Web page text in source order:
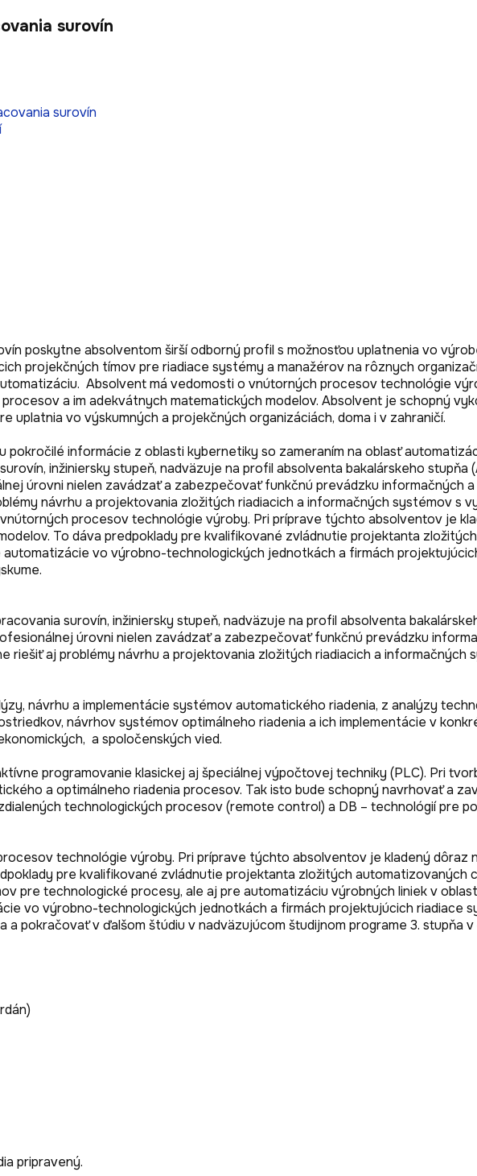
surovín
surovín
poskytne absolventom širší odborný profil s možnosťou uplatnenia vo
projekčných tímov pre riadiace systémy a manažérov na rôznych
Absolvent má vedomosti o vnútorných procesov technológie
a im adekvátnych matematických modelov. Absolvent je schopný
vo výskumných a projekčných organizáciách, doma i v zahraničí.
informácie z oblasti kybernetiky so zameraním na oblasť
inžiniersky stupeň, nadväzuje na profil absolventa bakalárskeho
úrovni nielen zavádzať a zabezpečovať funkčnú prevádzku informačných
návrhu a projektovania zložitých riadiacich a informačných systémov s
procesov technológie výroby. Pri príprave týchto absolventov je
To dáva predpoklady pre kvalifikované zvládnutie projektanta
vo výrobno-technologických jednotkách a firmách
surovín, inžiniersky stupeň, nadväzuje na profil absolventa
úrovni nielen zavádzať a zabezpečovať funkčnú prevádzku
aj problémy návrhu a projektovania zložitých riadiacich a informačných
návrhu a implementácie systémov automatického riadenia, z analýzy
návrhov systémov optimálneho riadenia a ich implementácie v
a spoločenských vied.
programovanie klasickej aj špeciálnej výpočtovej techniky (PLC). Pri
a optimálneho riadenia procesov. Tak isto bude schopný navrhovať a
technologických procesov (remote control) a DB – technológií pre
technológie výroby. Pri príprave týchto absolventov je kladený dôraz
pre kvalifikované zvládnutie projektanta zložitých automatizovaných
pre technologické procesy, ale aj pre automatizáciu výrobných liniek v
vo výrobno-technologických jednotkách a firmách projektujúcich riadiace
pokračovať v ďalšom štúdiu v nadväzujúcom študijnom programe 3. stupňa v
pripravený.